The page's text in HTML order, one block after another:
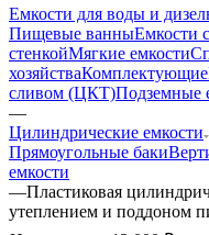
Емкости для воды и
Пищевые ванныЕмкости
стенкойМягкие емкости
хозяйстваКомплектующие
сливом (ЦКТ)Подземные
—
Цилиндрические емкости
Прямоугольные баки
емкости
—Пластиковая
утеплением и поддоном